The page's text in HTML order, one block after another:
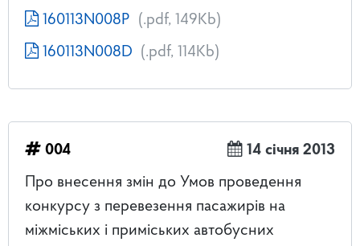
160113N008P (.pdf, 149Kb)
160113N008D (.pdf, 114Kb)
004
14 січня 2013
Про внесення змін до Умов проведення
конкурсу з перевезення пасажирів на
міжміських і приміських автобусних